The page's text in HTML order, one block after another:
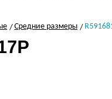
Средние размеры